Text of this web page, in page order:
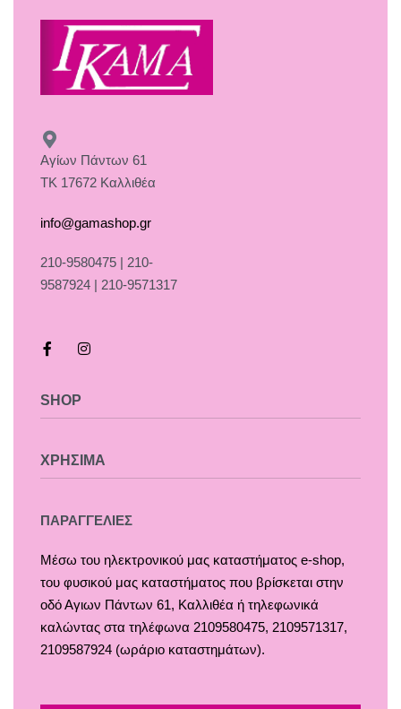
Αγίων Πάντων 61
ΤΚ 17672 Καλλιθέα
info@gamashop.gr
210-9580475 | 210-
9587924 | 210-9571317
SHOP
Χαλιά
Γκαζόν
Δάπεδα
Τοίχος
ΧΡΗΣΙΜΑ
Τρόποι Πληρωμής
Επιστροφές
Οροι και Προϋποθέσεις Χρήσης
Προστασία Απορρήτου
ΠΑΡΑΓΓΕΛΙΕΣ
Μέσω του ηλεκτρονικού μας καταστήματος e-shop,
του φυσικού μας καταστήματος που βρίσκεται στην
οδό Αγιων Πάντων 61, Καλλιθέα ή τηλεφωνικά
καλώντας στα τηλέφωνα 2109580475, 2109571317,
2109587924 (ωράριο καταστημάτων).